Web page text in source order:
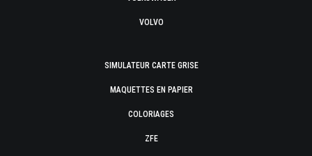
VOLVO
SIMULATEUR CARTE GRISE
MAQUETTES EN PAPIER
COLORIAGES
ZFE